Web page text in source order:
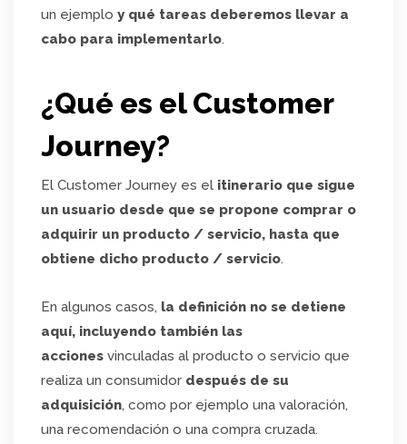
un ejemplo y qué tareas deberemos llevar a
cabo para implementarlo.
¿Qué es el Customer
Journey?
El Customer Journey es el itinerario que sigue
un usuario desde que se propone comprar o
adquirir un producto / servicio, hasta que
obtiene dicho producto / servicio.
En algunos casos, la definición no se detiene
aquí, incluyendo también las
acciones vinculadas al producto o servicio que
realiza un consumidor después de su
adquisición, como por ejemplo una valoración,
una recomendación o una compra cruzada.